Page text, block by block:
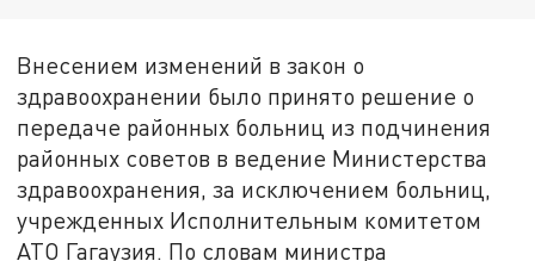
Внесением изменений в закон о
здравоохранении было принято решение о
передаче районных больниц из подчинения
районных советов в ведение Министерства
здравоохранения, за исключением больниц,
учрежденных Исполнительным комитетом
АТО Гагаузия. По словам министра